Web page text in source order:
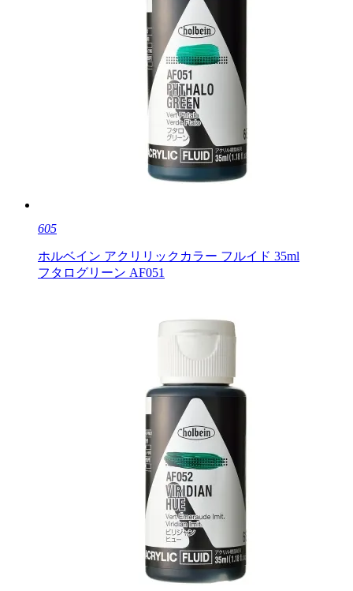
605
ホルベイン アクリリックカラー フルイド 35ml
フタログリーン AF051